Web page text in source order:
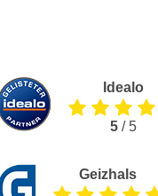
Idealo
5/ 5
Geizhals